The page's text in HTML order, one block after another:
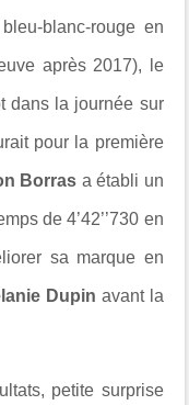
blanc-rouge en
après 2017), le
dans la journée sur
pour la première
Borras a établi un
de 4’42’’730 en
sa marque en
Dupin avant la
petite surprise